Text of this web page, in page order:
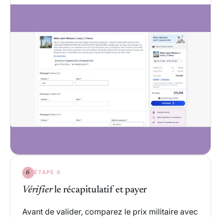
6 ÉTAPE 6
Vérifierle récapitulatif et payer
Avant de valider, comparez le prix militaire avec